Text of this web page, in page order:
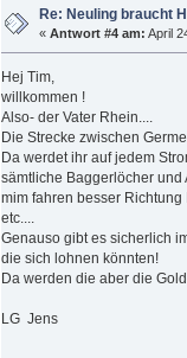
Re: Neuling braucht
«Antwort #4 am: April
Hej Tim,
willkommen !
Also- der Vater Rhein....
Die Strecke zwischen
Da werdet ihr auf jedem
sämtliche Baggerlöcher
mim fahren besser
etc....
Genauso gibt es sicherlich
die sich lohnen könnten!
Da werden die aber die
LG Jens